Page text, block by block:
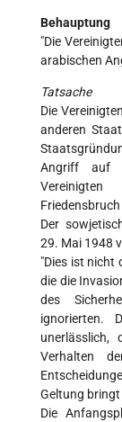
Behauptung
"Die
arabischen
Tatsache
Die
anderen
Angriff auf
Der
29. Mai 1948
"Dies ist nicht
die die
des
ignorierten.
unerlässlich,
Verhalten
Geltung
Die